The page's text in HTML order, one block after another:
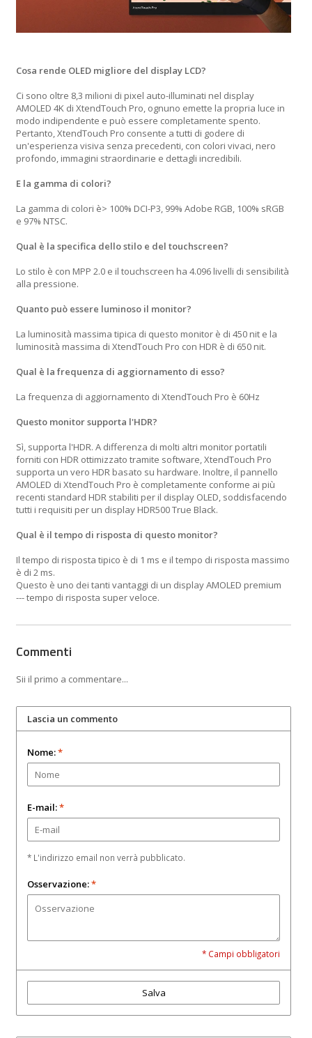
Cosa rende OLED migliore del display LCD?
Ci sono oltre 8,3 milioni di pixel auto-illuminati nel display
AMOLED 4K di XtendTouch Pro, ognuno emette la propria luce in
modo indipendente e può essere completamente spento.
Pertanto, XtendTouch Pro consente a tutti di godere di
un'esperienza visiva senza precedenti, con colori vivaci, nero
profondo, immagini straordinarie e dettagli incredibili.
E la gamma di colori?
La gamma di colori è> 100% DCI-P3, 99% Adobe RGB, 100% sRGB
e 97% NTSC.
Qual è la specifica dello stilo e del touchscreen?
Lo stilo è con MPP 2.0 e il touchscreen ha 4.096 livelli di sensibilità
alla pressione.
Quanto può essere luminoso il monitor?
La luminosità massima tipica di questo monitor è di 450 nit e la
luminosità massima di XtendTouch Pro con HDR è di 650 nit.
Qual è la frequenza di aggiornamento di esso?
La frequenza di aggiornamento di XtendTouch Pro è 60Hz
Questo monitor supporta l'HDR?
Sì, supporta l'HDR. A differenza di molti altri monitor portatili
forniti con HDR ottimizzato tramite software, XtendTouch Pro
supporta un vero HDR basato su hardware. Inoltre, il pannello
AMOLED di XtendTouch Pro è completamente conforme ai più
recenti standard HDR stabiliti per il display OLED, soddisfacendo
tutti i requisiti per un display HDR500 True Black.
Qual è il tempo di risposta di questo monitor?
Il tempo di risposta tipico è di 1 ms e il tempo di risposta massimo
è di 2 ms.
Questo è uno dei tanti vantaggi di un display AMOLED premium
--- tempo di risposta super veloce.
Commenti
Sii il primo a commentare...
Lascia un commento
Nome:*
E-mail:*
* L'indirizzo email non verrà pubblicato.
Osservazione:*
* Campi obbligatori
Salva